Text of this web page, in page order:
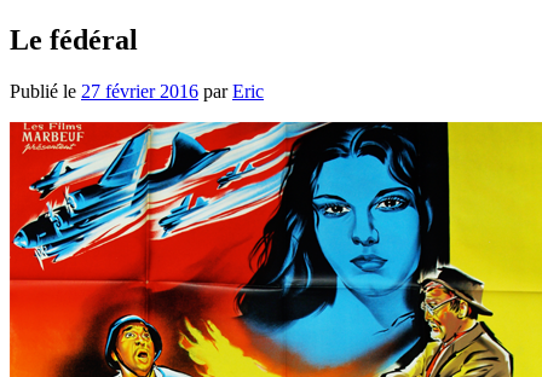
Le fédéral
Publié le 27 février 2016 parEric